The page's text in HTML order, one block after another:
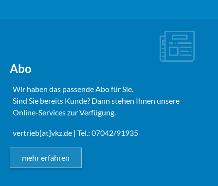
Abo
Wir haben das passende Abo für Sie.
Sind Sie bereits Kunde? Dann stehen Ihnen unsere
Online-Services zur Verfügung.
vertrieb[at]vkz.de | Tel.: 07042/91935
mehr erfahren